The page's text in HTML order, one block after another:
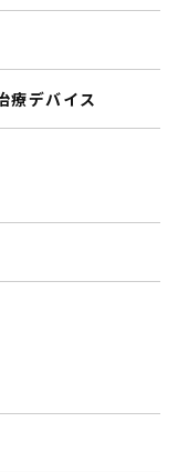
療デバイス